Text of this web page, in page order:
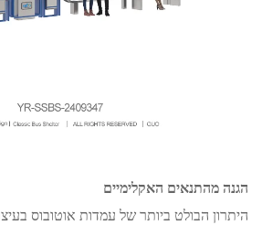
הגנה מהתנאים האקלימיים
היתרון הבולט ביותר של עמדות אוטובוס